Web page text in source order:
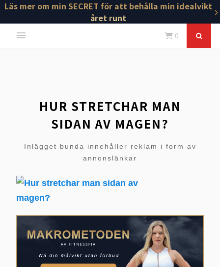
Läs mer om min SECRET för att behålla min idealvikt
året runt
0
HUR STRETCHAR MAN
SIDAN AV MAGEN?
Inlägget bunda innehåller reklam i form av
annonslänkar